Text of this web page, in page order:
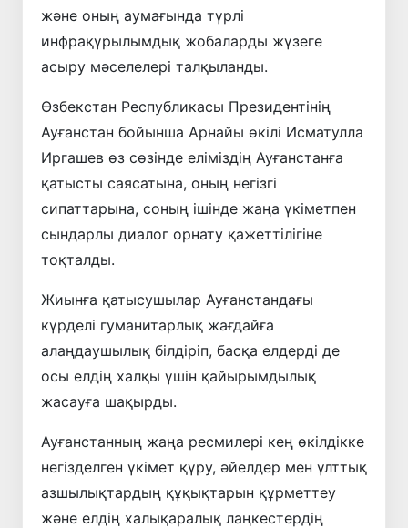
және оның аумағында түрлі
инфрақұрылымдық жобаларды жүзеге
асыру мәселелері талқыланды.
Өзбекстан Республикасы Президентінің
Ауғанстан бойынша Арнайы өкілі Исматулла
Иргашев өз сөзінде еліміздің Ауғанстанға
қатысты саясатына, оның негізгі
сипаттарына, соның ішінде жаңа үкіметпен
сындарлы диалог орнату қажеттілігіне
тоқталды.
Жиынға қатысушылар Ауғанстандағы
күрделі гуманитарлық жағдайға
алаңдаушылық білдіріп, басқа елдерді де
осы елдің халқы үшін қайырымдылық
жасауға шақырды.
Ауғанстанның жаңа ресмилері кең өкілдікке
негізделген үкімет құру, әйелдер мен ұлттық
азшылықтардың құқықтарын құрметтеу
және елдің халықаралық лаңкестердің